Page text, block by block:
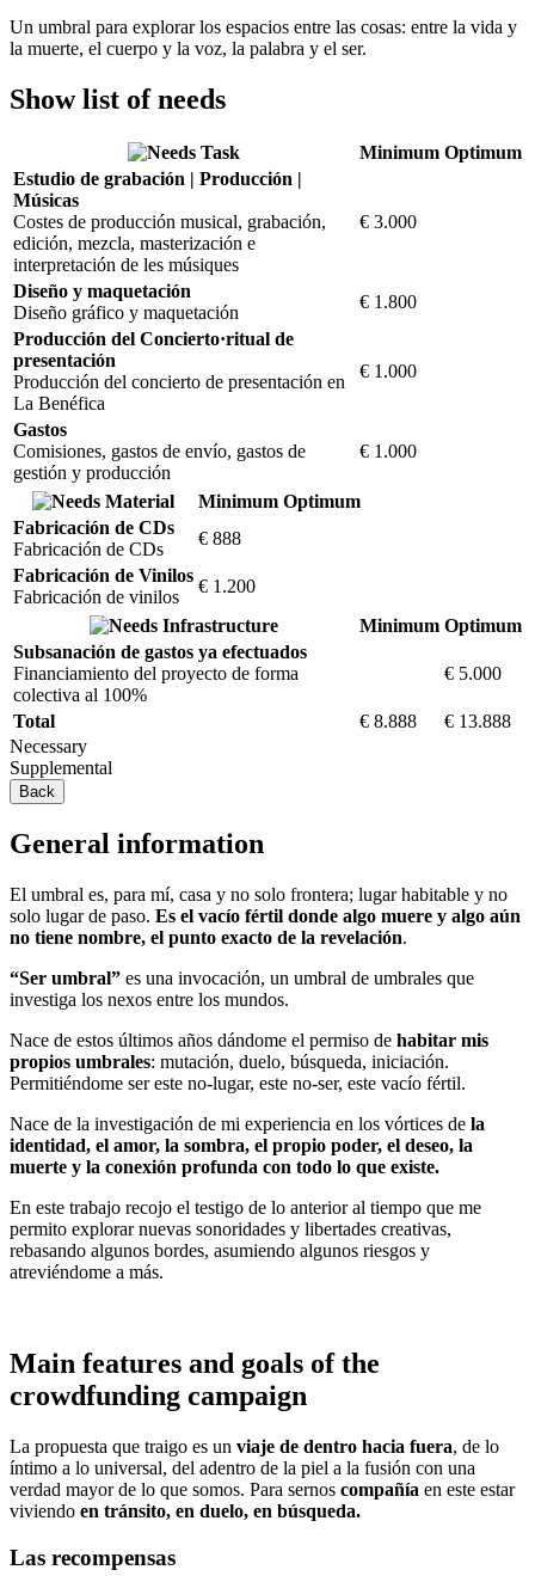
Un umbral para explorar los espacios entre las cosas: entre la vida y
la muerte, el cuerpo y la voz, la palabra y el ser.
Show list of needs
Task Minimum Optimum
Estudio de grabación | Producción |
Músicas
Costes de producción musical, grabación,
edición, mezcla, masterización e
interpretación de les músiques
€ 3.000
Diseño y maquetación
Diseño gráfico y maquetación
€ 1.800
Producción del Concierto·ritual de
presentación
Producción del concierto de presentación en
La Benéfica
€ 1.000
Gastos
Comisiones, gastos de envío, gastos de
gestión y producción
€ 1.000
Material Minimum Optimum
Fabricación de CDs
Fabricación de CDs
€ 888
Fabricación de Vinilos
Fabricación de vinilos
€ 1.200
Infrastructure
Minimum Optimum
Subsanación de gastos ya efectuados
Financiamiento del proyecto de forma
colectiva al 100%
€ 5.000
Total € 8.888
€ 13.888
Necessary
Supplemental
Back
General information
El umbral es, para mí, casa y no solo frontera; lugar habitable y no
solo lugar de paso. Es el vacío fértil donde algo muere y algo aún
no tiene nombre, el punto exacto de la revelación.
“Ser umbral” es una invocación, un umbral de umbrales que
investiga los nexos entre los mundos.
Nace de estos últimos años dándome el permiso de habitar mis
propios umbrales: mutación, duelo, búsqueda, iniciación.
Permitiéndome ser este no-lugar, este no-ser, este vacío fértil.
Nace de la investigación de mi experiencia en los vórtices de la
identidad, el amor, la sombra, el propio poder, el deseo, la
muerte y la conexión profunda con todo lo que existe.
En este trabajo recojo el testigo de lo anterior al tiempo que me
permito explorar nuevas sonoridades y libertades creativas,
rebasando algunos bordes, asumiendo algunos riesgos y
atreviéndome a más.
Main features and goals of the
crowdfunding campaign
La propuesta que traigo es un viaje de dentro hacia fuera, de lo
íntimo a lo universal, del adentro de la piel a la fusión con una
verdad mayor de lo que somos. Para sernos compañía en este estar
viviendo en tránsito, en duelo, en búsqueda.
Las recompensas